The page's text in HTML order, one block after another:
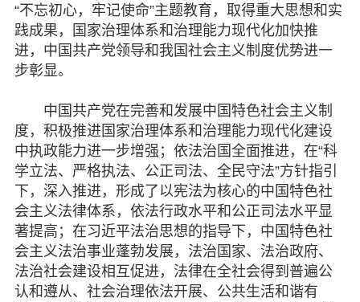
“不忘初心，牢记使命”主题教育，取得重大思想和实
践成果，国家治理体系和治理能力现代化加快推
进，中国共产党领导和我国社会主义制度优势进一
步彰显。
中国共产党在完善和发展中国特色社会主义制
度，积极推进国家治理体系和治理能力现代化建设
中执政能力进一步增强；依法治国全面推进，在“科
学立法、严格执法、公正司法、全民守法”方针指引
下，深入推进，形成了以宪法为核心的中国特色社
会主义法律体系，依法行政水平和公正司法水平显
著提高；在习近平法治思想的指导下，中国特色社
会主义法治事业蓬勃发展，法治国家、法治政府、
法治社会建设相互促进，法律在全社会得到普遍公
认和遵从、社会治理依法开展、公共生活和谐有